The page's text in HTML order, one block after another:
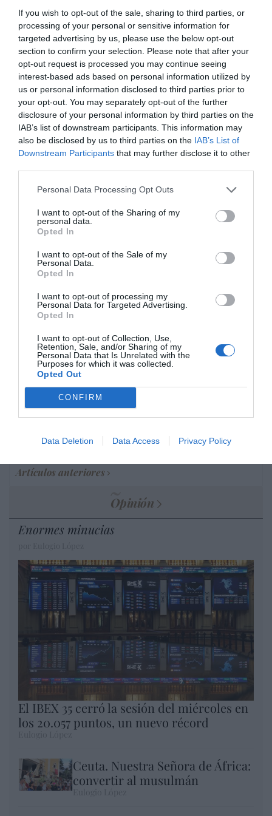
If you wish to opt-out of the sale, sharing to third parties, or
processing of your personal or sensitive information for
targeted advertising by us, please use the below opt-out
section to confirm your selection. Please note that after your
opt-out request is processed you may continue seeing
interest-based ads based on personal information utilized by
us or personal information disclosed to third parties prior to
your opt-out. You may separately opt-out of the further
disclosure of your personal information by third parties on the
IAB’s list of downstream participants. This information may
also be disclosed by us to third parties on the IAB’s List of
Downstream Participants that may further disclose it to other
Personal Data Processing Opt Outs
I want to opt-out of the Sharing of my
personal data.
Opted In
I want to opt-out of the Sale of my
Personal Data.
Opted In
I want to opt-out of processing my
Personal Data for Targeted Advertising.
Opted In
I want to opt-out of Collection, Use,
Retention, Sale, and/or Sharing of my
Personal Data that Is Unrelated with the
Purposes for which it was collected.
Opted Out
CONFIRM
Data Deletion Data Access Privacy Policy
Hispanidad 06/08/26 11:16
OPINIÓN
“Sánchez es un sinvergüenza que ha
abandonado a su país, porque Ceuta es
España. Tenemos un Gobierno en
connivencia con Marruecos”: acusa una ceutí
Hispanidad
SOCIEDAD
Ceuta y Melilla, las dos columnas de Hércules
Marcelo Gullo: “El trabajo de desmitificar la
historia, de poner la verdadera, de
desmontar la falsificación, es un trabajo
cristiano"
por Hispanidad
Artículos anteriores
DIARIO DE LA CORRUPCIÓN SANCHISTA
Diario de la corrupción sanchista. Bolaños
se reunió en el año 2025 hasta seis veces
con Zapatero, mientras se desarrollaba la
investigación judicial sobre la aerolínea
Plus Ultra
Artículos anteriores
Opinión
Enormes minucias
El IBEX 35 cerró la sesión del miércoles en
los 20.057 puntos, un nuevo récord
Ceuta. Nuestra Señora de África:
convertir al musulmán